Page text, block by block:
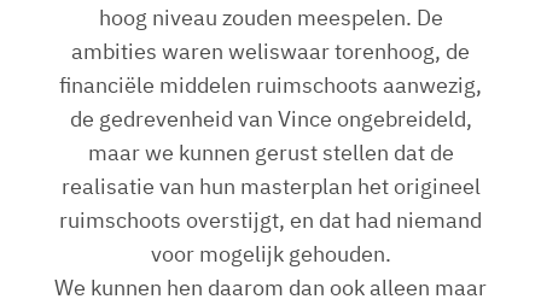
hoog niveau zouden meespelen. De
ambities waren weliswaar torenhoog, de
financiële middelen ruimschoots aanwezig,
de gedrevenheid van Vince ongebreideld,
maar we kunnen gerust stellen dat de
realisatie van hun masterplan het origineel
ruimschoots overstijgt, en dat had niemand
voor mogelijk gehouden.
We kunnen hen daarom dan ook alleen maar